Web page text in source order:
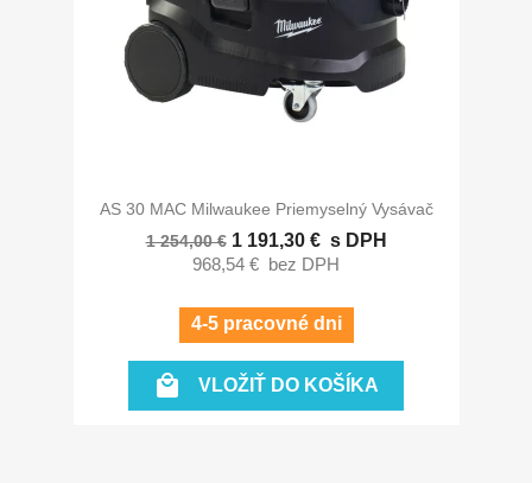
AS 30 MAC Milwaukee Priemyselný Vysávač
1 254,00 € 1 191,30 € s DPH
968,54 € bez DPH
4-5 pracovné dni
 VLOŽIŤ DO KOŠÍKA